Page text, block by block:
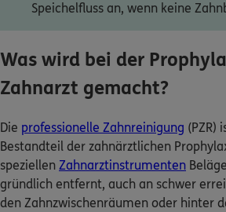
Speichelfluss an, wenn keine
Was wird bei der
Zahnarzt gemacht?
Die professionelle Zahnreinigung (PZR)
Bestandteil der zahnärztlichen
speziellen Zahnarztinstrumenten
gründlich entfernt, auch an schwer
den Zahnzwischenräumen oder hinter